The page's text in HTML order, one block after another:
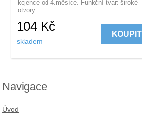
kojence od 4.měsíce. Funkční tvar: široké
otvory...
104 Kč
skladem
KOUPIT
Navigace
Úvod